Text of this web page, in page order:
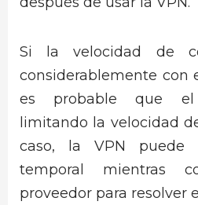
Si la velocidad de
considerablemente con
es probable que el
limitando la velocidad
caso, la VPN puede
temporal mientras
proveedor para resolver